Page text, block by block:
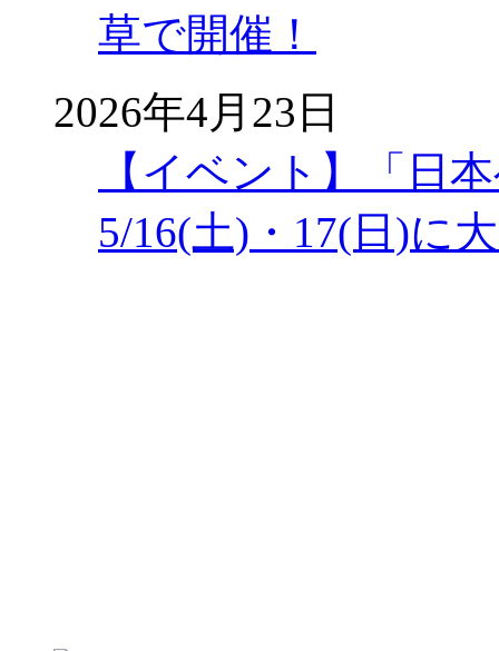
草で開催！
2026年4月23日
【イベント】「日
5/16(土)・17(日)に